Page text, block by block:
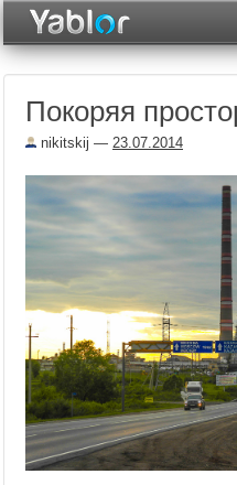
Покоряя
nikitskij — 23.07.2014